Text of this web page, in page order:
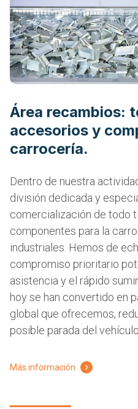
Área recambios:
accesorios y
carrocería.
Dentro de nuestra
división dedicada y
comercialización de todo
componentes para la
industriales. Hemos de
compromiso prioritario
asistencia y el rápido
hoy se han convertido en
global que ofrecemos,
posible parada del vehículo.
Más información